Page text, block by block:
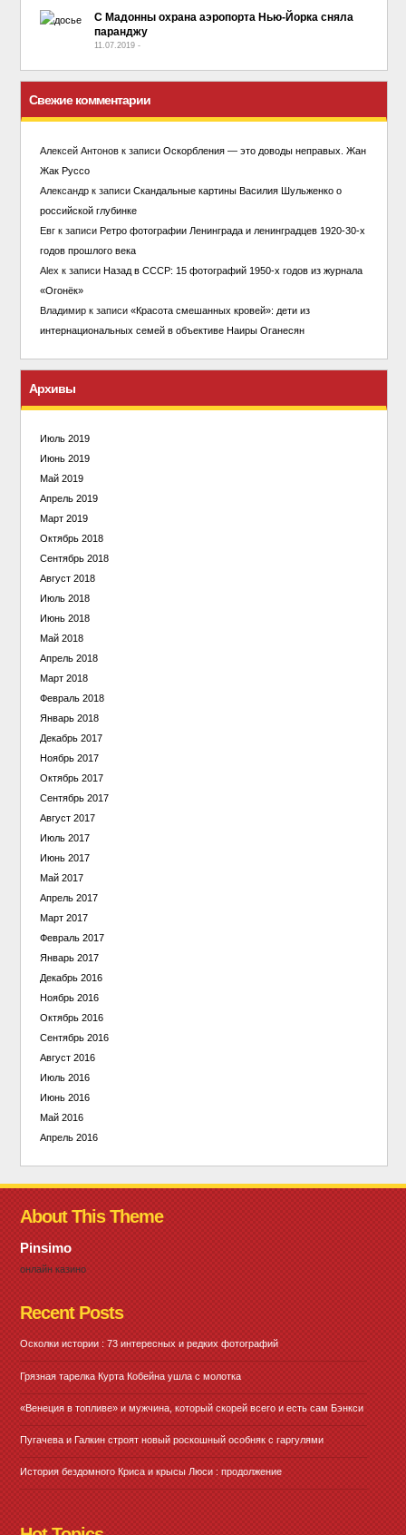
С Мадонны охрана аэропорта Нью-Йорка сняла
паранджу
11.07.2019 -
Свежие комментарии
Алексей Антоновк записи Оскорбления — это доводы неправых. Жан
Жак Руссо
Александрк записи Скандальные картины Василия Шульженко о
российской глубинке
Евгк записи Ретро фотографии Ленинграда и ленинградцев 1920-30-х
годов прошлого века
Alex к записи Назад в СССР: 15 фотографий 1950-х годов из журнала
«Огонёк»
Владимирк записи «Красота смешанных кровей»: дети из
интернациональных семей в объективе Наиры Оганесян
Архивы
Июль 2019
Июнь 2019
Май 2019
Апрель 2019
Март 2019
Октябрь 2018
Сентябрь 2018
Август 2018
Июль 2018
Июнь 2018
Май 2018
Апрель 2018
Март 2018
Февраль 2018
Январь 2018
Декабрь 2017
Ноябрь 2017
Октябрь 2017
Сентябрь 2017
Август 2017
Июль 2017
Июнь 2017
Май 2017
Апрель 2017
Март 2017
Февраль 2017
Январь 2017
Декабрь 2016
Ноябрь 2016
Октябрь 2016
Сентябрь 2016
Август 2016
Июль 2016
Июнь 2016
Май 2016
Апрель 2016
About This Theme
Pinsimo
онлайн казино
Recent Posts
Осколки истории : 73 интересных и редких фотографий
Грязная тарелка Курта Кобейна ушла с молотка
«Венеция в топливе» и мужчина, который скорей всего и есть сам Бэнкси
Пугачева и Галкин строят новый роскошный особняк с гаргулями
История бездомного Криса и крысы Люси : продолжение